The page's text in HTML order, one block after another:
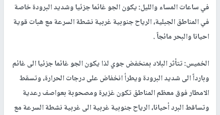
في ساعات المساء والليل: يكون الجو غائما جزئيا وشديد البرودة خاصة
في المناطق الجبلية، الرياح جنوبية غربية نشطة السرعة مع هبات قوية
احيانا والبحر مائجاً .
الخميس: تتأثر البلاد بمنخفض جوي لذا يكون الجو غائما جزئيا الى غائم
وبارداً الى شديد البرودة ويطرأ انخفاض على درجات الحرارة، وتسقط
الامطار فوق معظم المناطق تكون غزيرة ومصحوبة بعواصف رعدية
وتساقط البرد أحيانا، الرياح جنوبية غربية الى غربية نشطة السرعة مع